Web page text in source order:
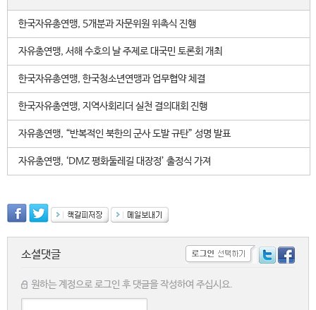
한국자유총연맹, 5개분과 자문위원 위촉식 진행
자유총연맹, 서해 수호의 날 주제로 대국민 토론회 개최
한국자유총연맹, 한국청소년연맹과 업무협약 체결
한국자유총연맹, 지역사회리더 실천 결의대회 진행
자유총연맹, “반복적인 북한의 군사 도발 규탄” 성명 발표
자유총연맹, ‘DMZ 평화둘레길 대장정’ 출정식 가져
소셜댓글
원하는 계정으로 로그인 후 댓글을 작성하여 주십시요.